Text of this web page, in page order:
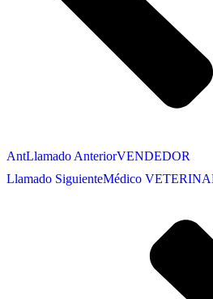
AntLlamado AnteriorVENDEDOR
Llamado SiguienteMédico